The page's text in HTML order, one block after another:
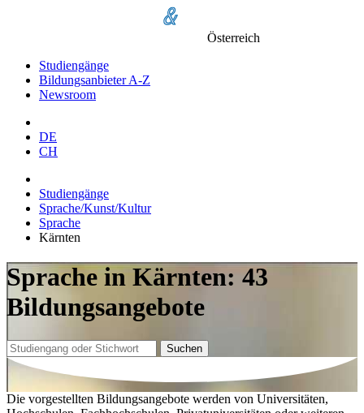
Österreich
Studiengänge
Bildungsanbieter A-Z
Newsroom
DE
CH
Studiengänge
Sprache/Kunst/Kultur
Sprache
Kärnten
Sprache in Kärnten: 43
Bildungsangebote
Suchen
Die vorgestellten Bildungsangebote werden von Universitäten,